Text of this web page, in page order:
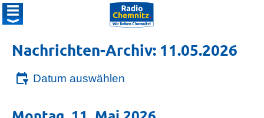
Nachrichten-Archiv: 11.05.2026
Datum auswählen